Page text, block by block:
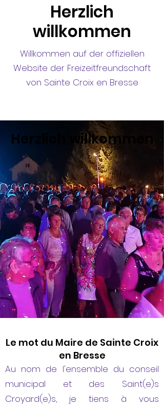
Herzlich
willkommen
Willkommen auf der offiziellen
Website der Freizeitfreundschaft
von Sainte Croix en Bresse
Herzlich willkommen
Le mot du Maire de Sainte Croix
en Bresse
Au nom de l'ensemble du conseil
municipal et des Saint(e)s
Croyard(e)s, je tiens à vous